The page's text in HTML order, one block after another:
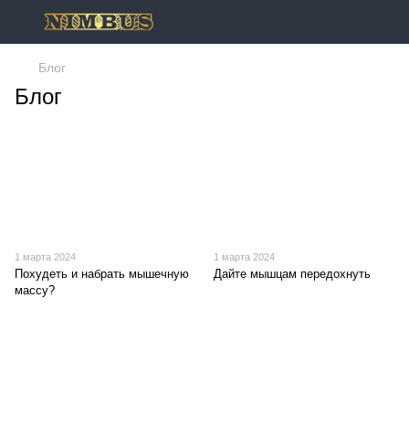
Блог
Блог
1 марта 2024
Похудеть и набрать мышечную
массу?
1 марта 2024
Дайте мышцам передохнуть